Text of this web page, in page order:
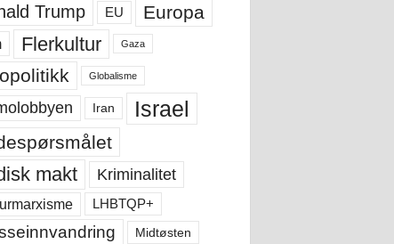
Trump EU Europa
Flerkultur Gaza
Globalisme
Iran Israel
makt Kriminalitet
LHBTQP+
Midtøsten